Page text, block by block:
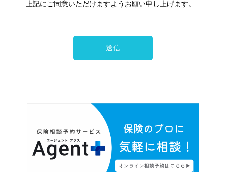
上記にご同意いただけますようお願い申し上げます。